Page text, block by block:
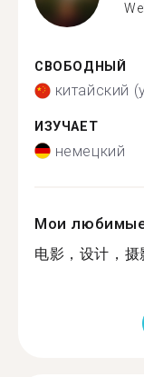
СВОБОДНЫЙ
китайский
ИЗУЧАЕТ
немецкий
Мои
电影，设计，摄